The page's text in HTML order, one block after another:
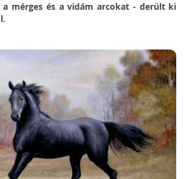
a mérges és a vidám arcokat - derült ki